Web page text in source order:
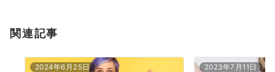
関連記事
2024年6月25日 2023年7月11日